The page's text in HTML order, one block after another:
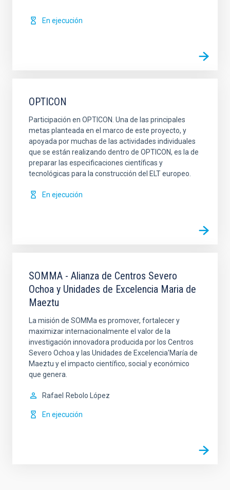
En ejecución
OPTICON
Participación en OPTICON. Una de las principales
metas planteada en el marco de este proyecto, y
apoyada por muchas de las actividades individuales
que se están realizando dentro de OPTICON, es la de
preparar las especificaciones científicas y
tecnológicas para la construcción del ELT europeo.
En ejecución
SOMMA - Alianza de Centros Severo
Ochoa y Unidades de Excelencia Maria de
Maeztu
La misión de SOMMa es promover, fortalecer y
maximizar internacionalmente el valor de la
investigación innovadora producida por los Centros
Severo Ochoa y las Unidades de Excelencia'María de
Maeztu y el impacto científico, social y económico
que genera.
Rafael Rebolo López
En ejecución